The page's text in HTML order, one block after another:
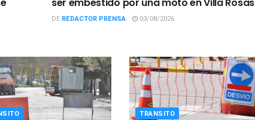
DE REDACTOR PRENSA 03/08/2026
TRANSITO